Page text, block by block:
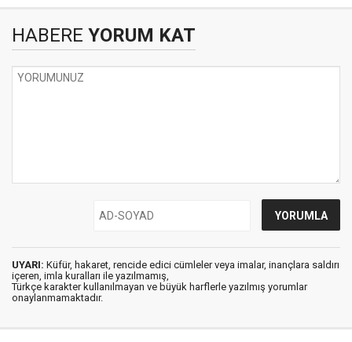
HABERE YORUM KAT
UYARI: Küfür, hakaret, rencide edici cümleler veya imalar, inançlara saldırı
içeren, imla kuralları ile yazılmamış,
Türkçe karakter kullanılmayan ve büyük harflerle yazılmış yorumlar
onaylanmamaktadır.